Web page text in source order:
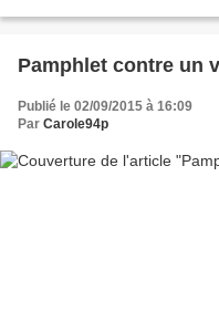
Pamphlet contre un
Publié le 02/09/2015 à 16:09
Par Carole94p